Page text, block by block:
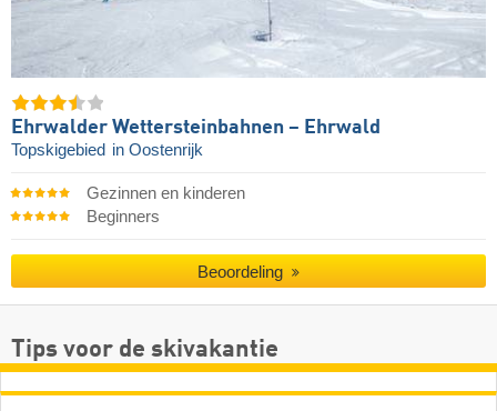
Ehrwalder Wettersteinbahnen – Ehrwald
Topskigebied in Oostenrijk
Gezinnen en kinderen
Beginners
Beoordeling
Tips voor de skivakantie